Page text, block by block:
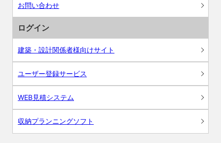
お問い合わせ
ログイン
建築・設計関係者様向けサイト
ユーザー登録サービス
WEB見積システム
収納プランニングソフト